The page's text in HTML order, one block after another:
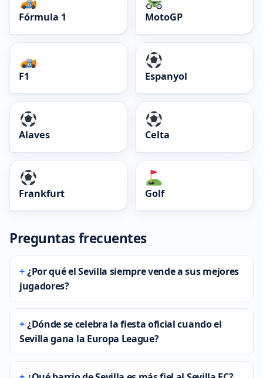
Fórmula 1 MotoGP
F1 Espanyol
Alaves Celta
Frankfurt Golf
Preguntas frecuentes
¿Por qué el Sevilla siempre vende a sus mejores
jugadores?
¿Dónde se celebra la fiesta oficial cuando el
Sevilla gana la Europa League?